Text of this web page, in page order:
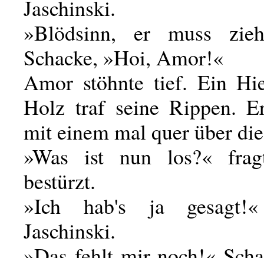
Jaschinski.
»Blödsinn, er muss
Schacke, »Hoi, Amor!«
Amor stöhnte tief. Ein
Holz traf seine Rippen.
mit einem mal quer über
»Was ist nun los?«
bestürzt.
»Ich hab's ja
Jaschinski.